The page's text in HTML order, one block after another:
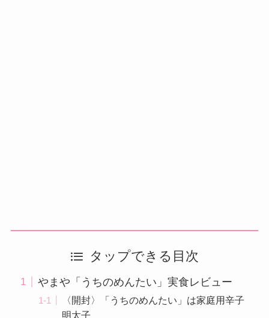
タップできる目次
やまや「うちのめんたい」実食レビュー
〈開封〉「うちのめんたい」は家庭用辛子
明太子